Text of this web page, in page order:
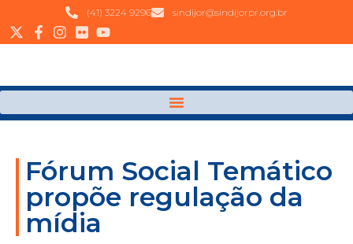
(41) 3224 9296 sindijor@sindijorpr.org.br
Fórum Social Temático
propõe regulação da
mídia